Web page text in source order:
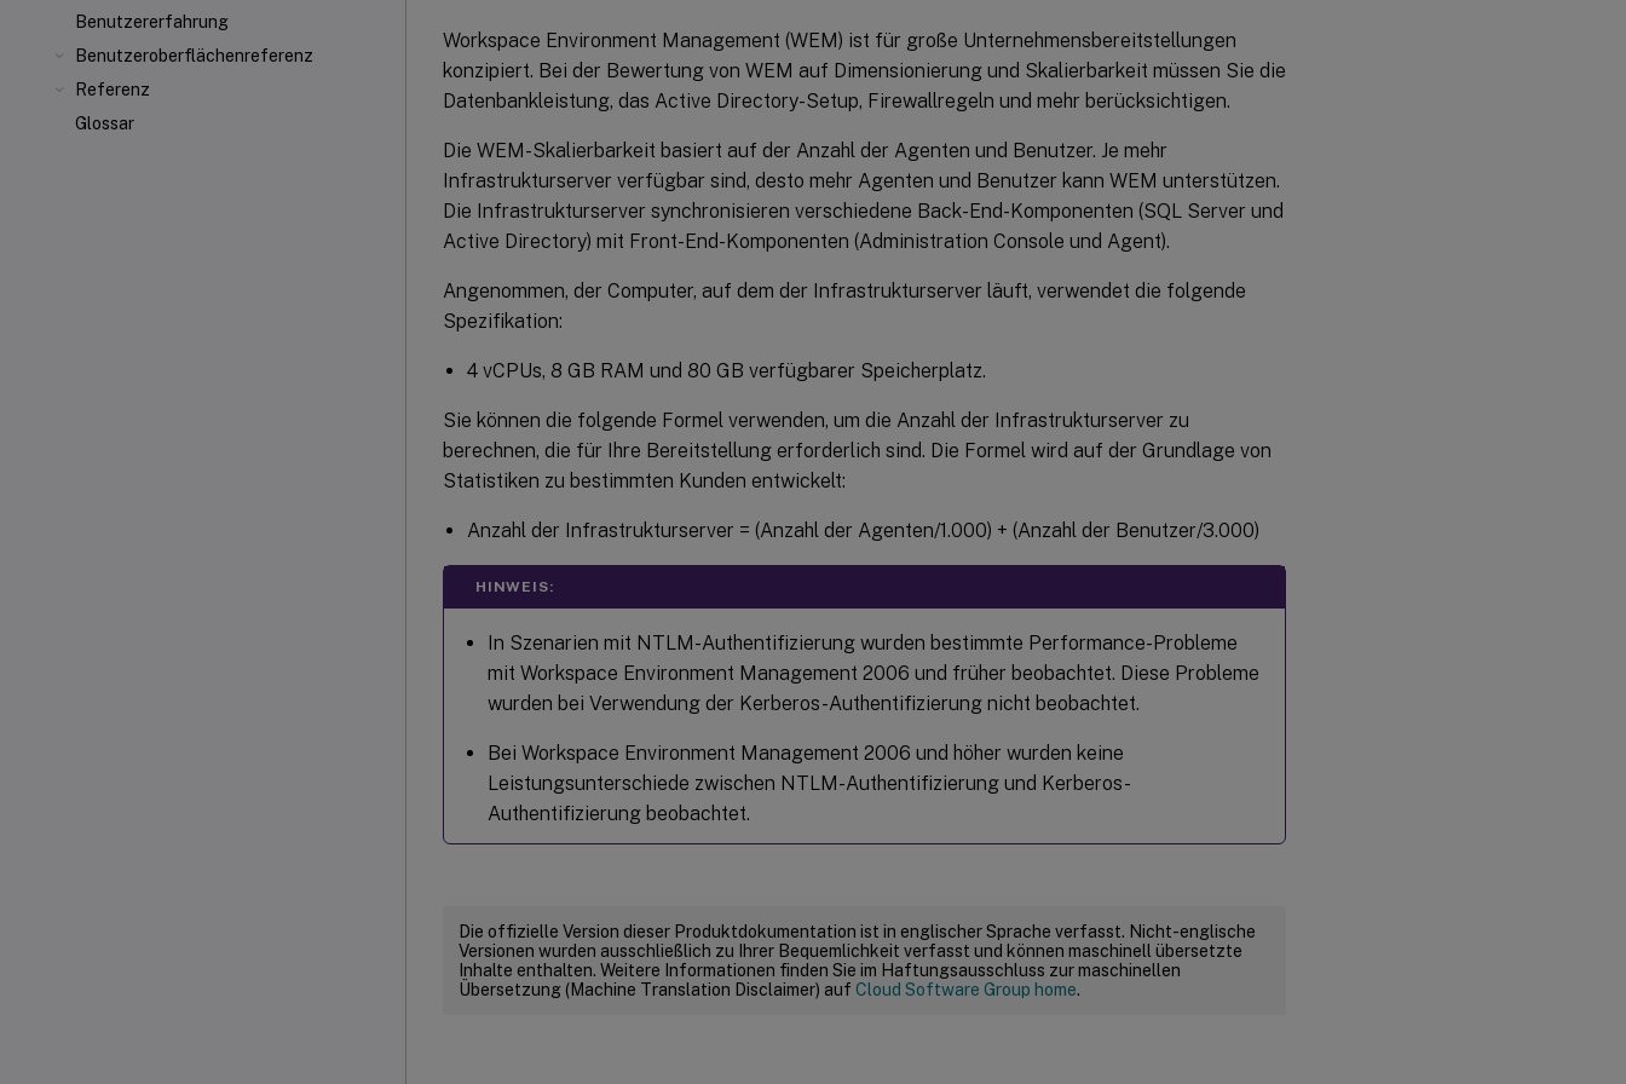
Benutzererfahrung
Benutzeroberflächenreferenz
Referenz
Glossar
Workspace Environment Management (WEM) ist für große Unternehmensbereitstellungen
konzipiert. Bei der Bewertung von WEM auf Dimensionierung und Skalierbarkeit müssen Sie die
Datenbankleistung, das Active Directory-Setup, Firewallregeln und mehr berücksichtigen.
Die WEM-Skalierbarkeit basiert auf der Anzahl der Agenten und Benutzer. Je mehr
Infrastrukturserver verfügbar sind, desto mehr Agenten und Benutzer kann WEM unterstützen.
Die Infrastrukturserver synchronisieren verschiedene Back-End-Komponenten (SQL Server und
Active Directory) mit Front-End-Komponenten (Administration Console und Agent).
Angenommen, der Computer, auf dem der Infrastrukturserver läuft, verwendet die folgende
Spezifikation:
4 vCPUs, 8 GB RAM und 80 GB verfügbarer Speicherplatz.
Sie können die folgende Formel verwenden, um die Anzahl der Infrastrukturserver zu
berechnen, die für Ihre Bereitstellung erforderlich sind. Die Formel wird auf der Grundlage von
Statistiken zu bestimmten Kunden entwickelt:
Anzahl der Infrastrukturserver = (Anzahl der Agenten/1.000) + (Anzahl der Benutzer/3.000)
HINWEIS:
In Szenarien mit NTLM-Authentifizierung wurden bestimmte Performance-Probleme
mit Workspace Environment Management 2006 und früher beobachtet. Diese Probleme
wurden bei Verwendung der Kerberos-Authentifizierung nicht beobachtet.
Bei Workspace Environment Management 2006 und höher wurden keine
Leistungsunterschiede zwischen NTLM-Authentifizierung und Kerberos-
Authentifizierung beobachtet.
Die offizielle Version dieser Produktdokumentation ist in englischer Sprache verfasst. Nicht-englische
Versionen wurden ausschließlich zu Ihrer Bequemlichkeit verfasst und können maschinell übersetzte
Inhalte enthalten. Weitere Informationen finden Sie im Haftungsausschluss zur maschinellen
Übersetzung (Machine Translation Disclaimer) auf Cloud Software Group home.